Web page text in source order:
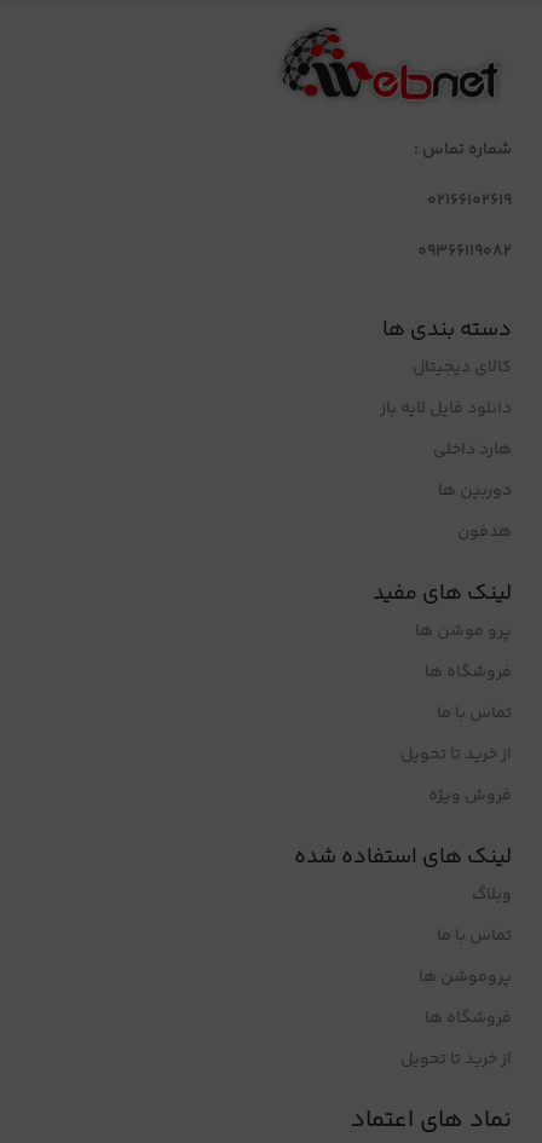
شماره تماس :
02166102619
09366119082
دسته بندی ها
کالای دیجیتال
دانلود فایل لایه باز
هارد داخلی
دوربین ها
هدفون
لینک های مفید
پرو موشن ها
فروشگاه ها
تماس با ما
از خرید تا تحویل
فروش ویژه
لینک های استفاده شده
وبلاگ
تماس با ما
پروموشن ها
فروشگاه ها
از خرید تا تحویل
نماد های اعتماد